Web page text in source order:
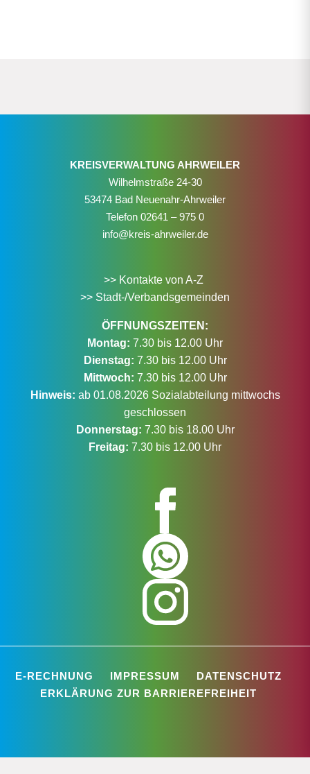
KREISVERWALTUNG AHRWEILER
Wilhelmstraße 24-30
53474 Bad Neuenahr-Ahrweiler
Telefon 02641 – 975 0
info@kreis-ahrweiler.de
>> Kontakte von A-Z
>> Stadt-/Verbandsgemeinden
ÖFFNUNGSZEITEN:
Montag: 7.30 bis 12.00 Uhr
Dienstag: 7.30 bis 12.00 Uhr
Mittwoch: 7.30 bis 12.00 Uhr
Hinweis: ab 01.08.2026 Sozialabteilung mittwochs
geschlossen
Donnerstag: 7.30 bis 18.00 Uhr
Freitag: 7.30 bis 12.00 Uhr
E-RECHNUNG IMPRESSUM
DATENSCHUTZ
ERKLÄRUNG ZUR BARRIEREFREIHEIT